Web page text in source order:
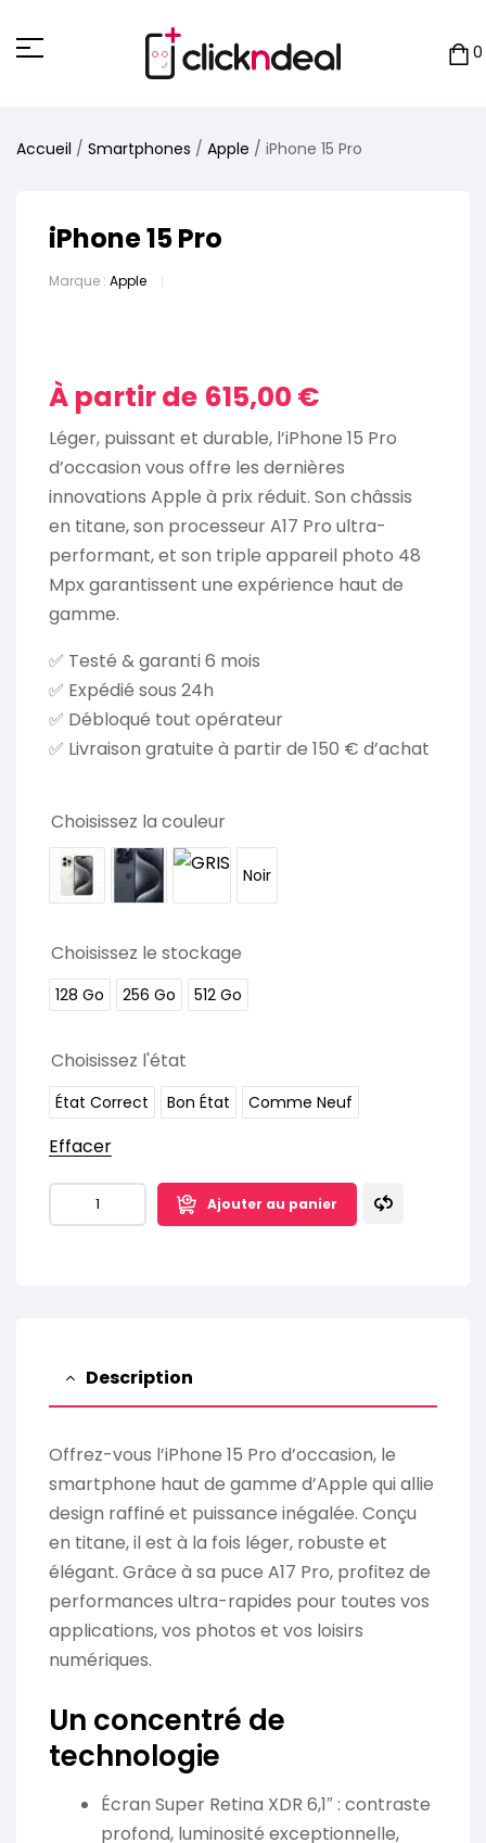
0
Accueil / Smartphones / Apple / iPhone 15 Pro
iPhone 15 Pro
Marque : Apple
À partir de 615,00 €
Léger, puissant et durable, l’iPhone 15 Pro
d’occasion vous offre les dernières
innovations Apple à prix réduit. Son châssis
en titane, son processeur A17 Pro ultra-
performant, et son triple appareil photo 48
Mpx garantissent une expérience haut de
gamme.
✅ Testé & garanti 6 mois
✅ Expédié sous 24h
✅ Débloqué tout opérateur
✅ Livraison gratuite à partir de 150 € d’achat
Choisissez la couleur
Noir
Choisissez le stockage
128 Go 256 Go 512 Go
Choisissez l'état
État Correct Bon État Comme Neuf
Effacer
Ajouter au panier
Description
Offrez-vous l’iPhone 15 Pro d’occasion, le
smartphone haut de gamme d’Apple qui allie
design raffiné et puissance inégalée. Conçu
en titane, il est à la fois léger, robuste et
élégant. Grâce à sa puce A17 Pro, profitez de
performances ultra-rapides pour toutes vos
applications, vos photos et vos loisirs
numériques.
Un concentré de
technologie
Écran Super Retina XDR 6,1″ : contraste
profond, luminosité exceptionnelle,